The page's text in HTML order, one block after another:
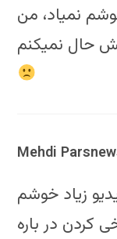
نمیاد، من
Mehdi
زیاد خوشم
کردن در باره